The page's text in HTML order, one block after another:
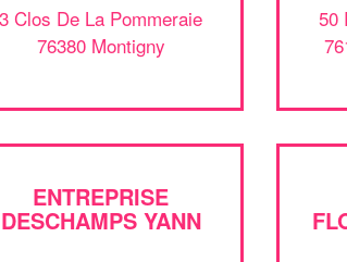
3 Clos De La Pommeraie
76380 Montigny
50
ENTREPRISE
DESCHAMPS YANN